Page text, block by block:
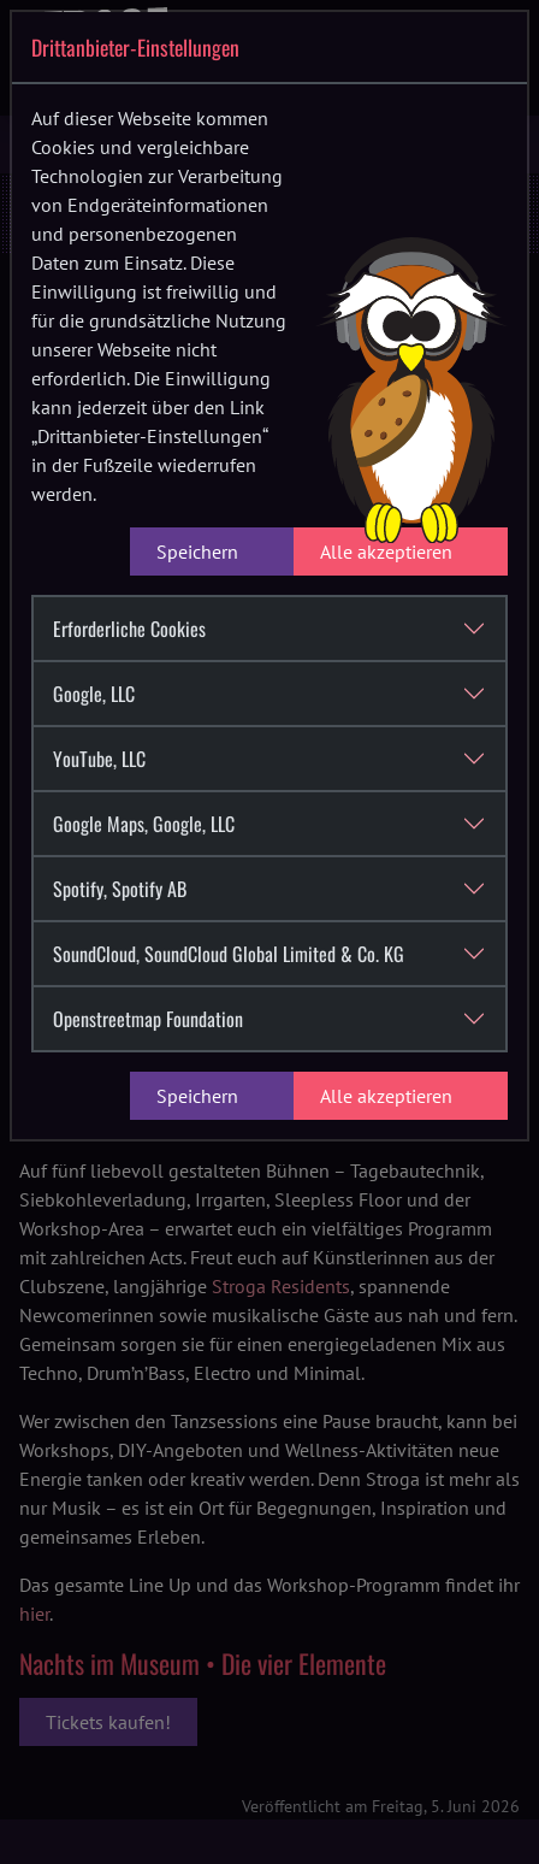
Stroga Festival 2026 - LINE UP online
Das Warten hat ein Ende: Das Line-up für das
Stroga Festival 2026 ist ab sofort auf unserer
Website verfügbar.
24. bis 26. Juli 2026 //
Energiefabrik Knappenrode
Auf fünf liebevoll gestalteten Bühnen – Tagebautechnik,
Siebkohleverladung, Irrgarten, Sleepless Floor und der
Workshop-Area – erwartet euch ein vielfältiges Programm
mit zahlreichen Acts. Freut euch auf Künstlerinnen aus der
Clubszene, langjährige Stroga Residents, spannende
Newcomerinnen sowie musikalische Gäste aus nah und fern.
Gemeinsam sorgen sie für einen energiegeladenen Mix aus
Techno, Drum’n’Bass, Electro und Minimal.
Wer zwischen den Tanzsessions eine Pause braucht, kann bei
Workshops, DIY-Angeboten und Wellness-Aktivitäten neue
Energie tanken oder kreativ werden. Denn Stroga ist mehr als
nur Musik – es ist ein Ort für Begegnungen, Inspiration und
gemeinsames Erleben.
Das gesamte Line Up und das Workshop-Programm findet ihr
hier.
Nachts im Museum • Die vier Elemente
Tickets kaufen!
Veröffentlicht am Freitag, 5. Juni 2026
Drittanbieter-Einstellungen
Auf dieser Webseite kommen
Cookies und vergleichbare
Technologien zur Verarbeitung
von Endgeräteinformationen
und personenbezogenen
Daten zum Einsatz. Diese
Einwilligung ist freiwillig und
für die grundsätzliche Nutzung
unserer Webseite nicht
erforderlich. Die Einwilligung
kann jederzeit über den Link
„Drittanbieter-Einstellungen“
in der Fußzeile wiederrufen
werden.
Speichern Alle akzeptieren
Erforderliche Cookies
Google, LLC
YouTube, LLC
Google Maps, Google, LLC
Spotify, Spotify AB
SoundCloud, SoundCloud Global Limited & Co. KG
Openstreetmap Foundation
Speichern Alle akzeptieren